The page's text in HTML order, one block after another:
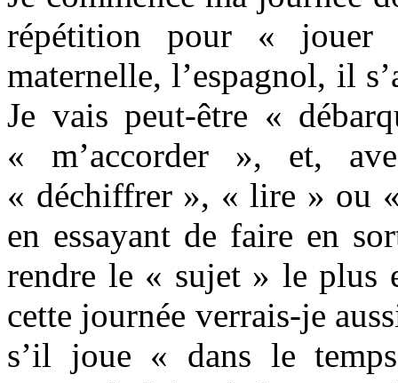
répétition pour « jouer
maternelle, l’espagnol, il
Je vais peut-être «
« m’accorder », et,
« déchiffrer », « lire » ou
en essayant de faire en
rendre le « sujet » le plus
cette journée verrais-je
s’il joue « dans le